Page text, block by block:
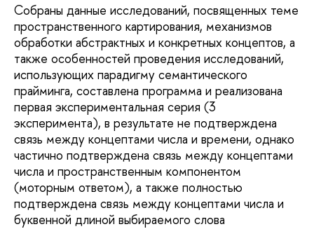
Собраны данные исследований, посвященных теме
пространственного картирования, механизмов
обработки абстрактных и конкретных концептов, а
также особенностей проведения исследований,
использующих парадигму семантического
прайминга, составлена программа и реализована
первая экспериментальная серия (3
эксперимента), в результате не подтверждена
связь между концептами числа и времени, однако
частично подтверждена связь между концептами
числа и пространственным компонентом
(моторным ответом), а также полностью
подтверждена связь между концептами числа и
буквенной длиной выбираемого слова